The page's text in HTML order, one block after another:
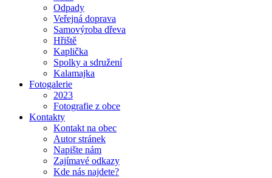
Odpady
Veřejná doprava
Samovýroba dřeva
Hřiště
Kaplička
Spolky a sdružení
Kalamajka
Fotogalerie
2023
Fotografie z obce
Kontakty
Kontakt na obec
Autor stránek
Napište nám
Zajímavé odkazy
Kde nás najdete?